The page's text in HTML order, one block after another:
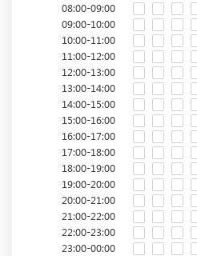
08:00-09:00
09:00-10:00
10:00-11:00
11:00-12:00
12:00-13:00
13:00-14:00
14:00-15:00
15:00-16:00
16:00-17:00
17:00-18:00
18:00-19:00
19:00-20:00
20:00-21:00
21:00-22:00
22:00-23:00
23:00-00:00